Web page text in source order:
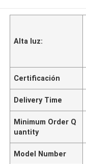
Alta luz:
Certificación
Delivery Time
Minimum Order Q
uantity
Model Number